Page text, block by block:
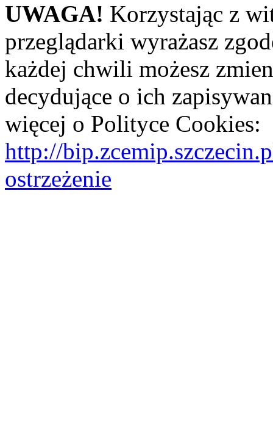
UWAGA! Korzystając z
przeglądarki wyrażasz
każdej chwili możesz
decydujące o ich
więcej o Polityce Cookies:
http://
ostrzeżenie